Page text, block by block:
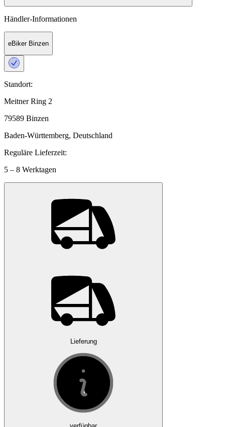
Händler-Informationen
eBiker Binzen
Standort:
Meitner Ring 2
79589 Binzen
Baden-Württemberg, Deutschland
Reguläre Lieferzeit:
5 – 8 Werktagen
Lieferung